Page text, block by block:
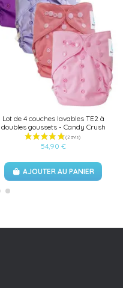
Lot de 4 couches lavables TE2 à
doubles goussets - Candy Crush
54,90 €
AJOUTER AU PANIER